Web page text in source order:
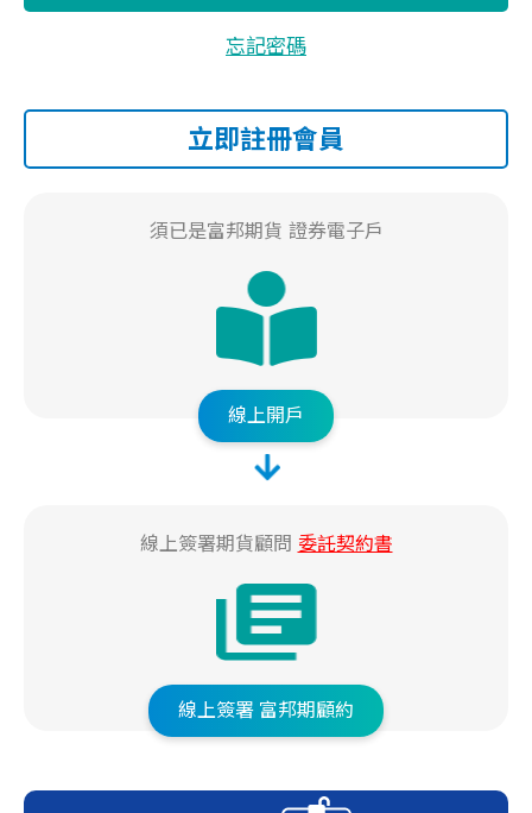
忘記密碼
須已是富邦期貨 證券電子戶
線上開戶
線上簽署期貨顧問 委託契約書
線上簽署 富邦期顧約
立即註冊會員